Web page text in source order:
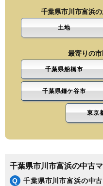
千葉県市川市富浜
土地
最寄りの
千葉県船橋市
千葉県鎌ケ谷市
東京
千葉県市川市富浜の中古
Q
千葉県市川市富浜の中